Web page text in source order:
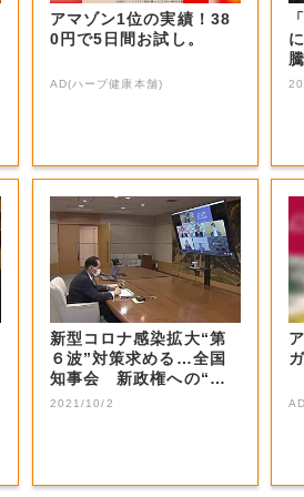
アマゾン1位の実績！38
0円で5日間お試し。
AD(ハーブ健康本舗)
新型コロナ感染拡大“第
６波”対策求める…全国
知事会 新政権への“緊
急提言”まとめ...
2021/10/2